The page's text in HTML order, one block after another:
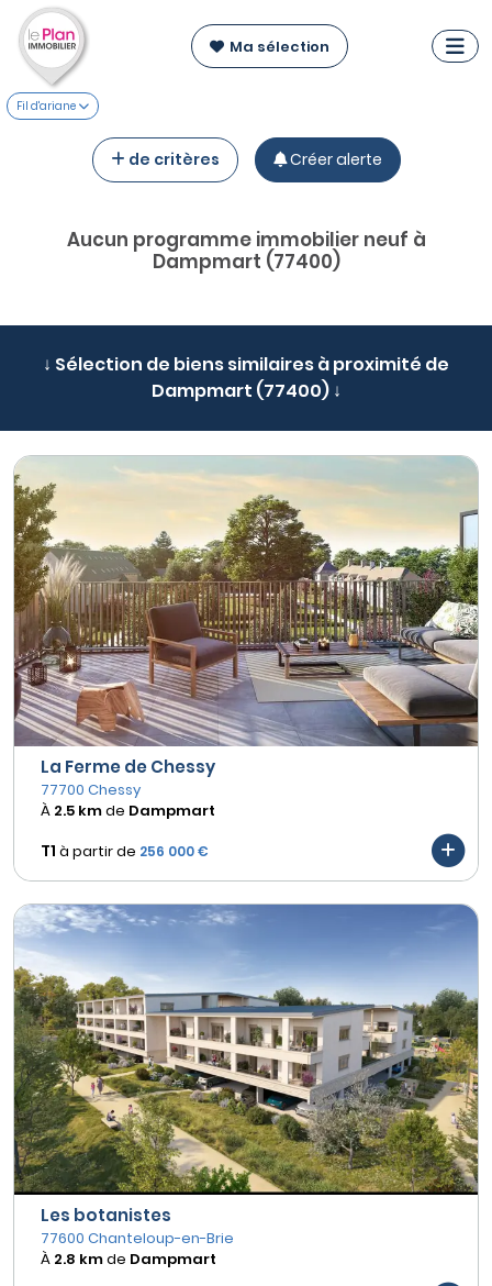
Ma sélection
Fil d'ariane
de critères Créer alerte
Aucun programme immobilier neuf à
Dampmart (77400)
↓ Sélection de biens similaires à proximité de
Dampmart (77400) ↓
La Ferme de Chessy
77700 Chessy
À 2.5 kmde Dampmart
T1 à partir de 256 000 €
Les botanistes
77600 Chanteloup-en-Brie
À 2.8 kmde Dampmart